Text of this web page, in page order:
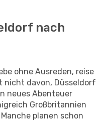
nach
ohne Ausreden, reise
nicht davon, Düsseldorf
neues Abenteuer
Großbritannien
planen schon